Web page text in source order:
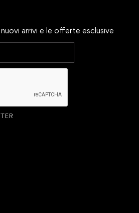
arrivi e le offerte esclusive